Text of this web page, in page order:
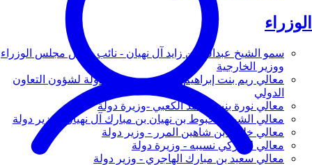
الوزراء
سمو الشيخ عبدالله بن زايد آل نهيان - نائب رئيس مجلس الوزراء
ووزير الخارجية
معالي ريم بنت إبراهيم الهاشمي - وزيرة دولة لشؤون التعاون
الدولي
معالي نورة بنت محمد الكعبي -وزيرة دولة
معالي الشيخ شخبوط بن نهيان بن مبارك آل نهيان - وزير دولة
معالي خليفة بن شاهين المرر - وزير دولة
معالي لانا زكي نسيبه - وزيرة دولة
معالي سعيد بن مبارك الهاجري - وزير دولة